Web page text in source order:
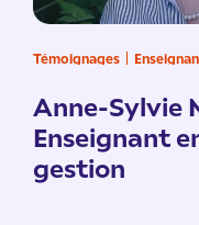
Témoignages
Anne-Sylvie
Enseignant
gestion